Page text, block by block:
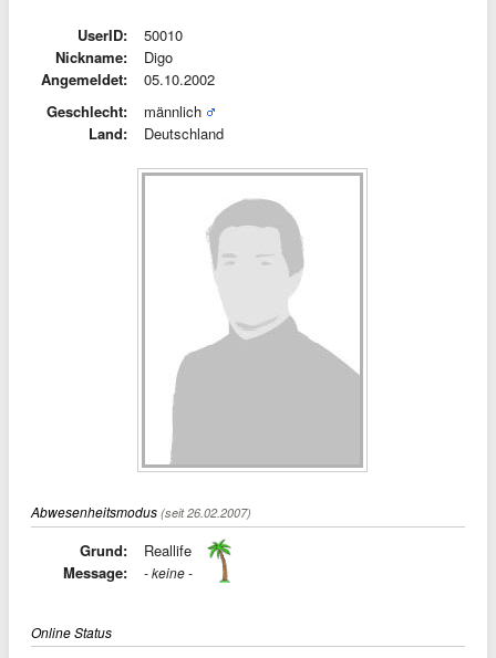
UserID:
50010
Nickname:
Digo
Angemeldet:
05.10.2002
Geschlecht:
männlich
Land:
Deutschland
Abwesenheitsmodus (seit 26.02.2007)
Grund:
Reallife
Message:
- keine -
Online Status